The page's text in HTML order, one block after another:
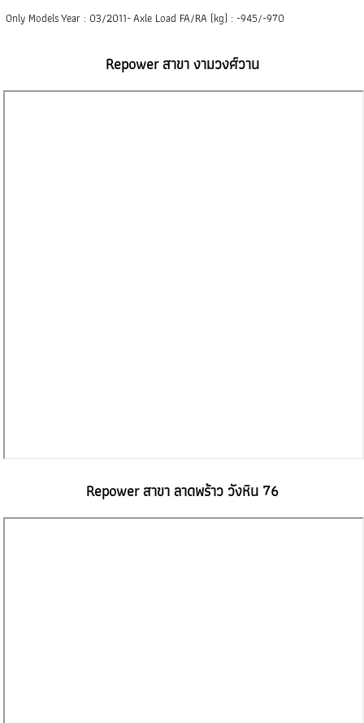
Only Models Year : 03/2011- Axle Load FA/RA (kg) : -945/-970
Repower สาขา งามวงศ์วาน
Repower สาขา ลาดพร้าว วังหิน 76